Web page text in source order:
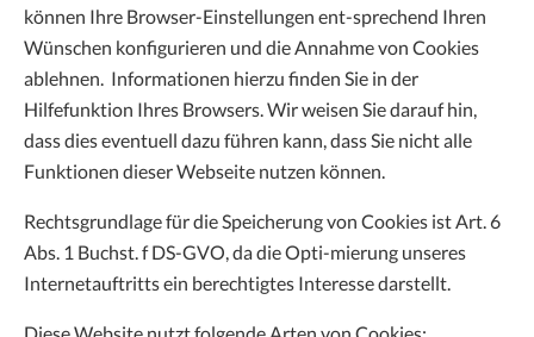
können Ihre Browser-Einstellungen ent-sprechend Ihren
Wünschen konfigurieren und die Annahme von Cookies
ablehnen. Informationen hierzu finden Sie in der
Hilfefunktion Ihres Browsers. Wir weisen Sie darauf hin,
dass dies eventuell dazu führen kann, dass Sie nicht alle
Funktionen dieser Webseite nutzen können.
Rechtsgrundlage für die Speicherung von Cookies ist Art. 6
Abs. 1 Buchst. f DS-GVO, da die Opti-mierung unseres
Internetauftritts ein berechtigtes Interesse darstellt.
Diese Website nutzt folgende Arten von Cookies: